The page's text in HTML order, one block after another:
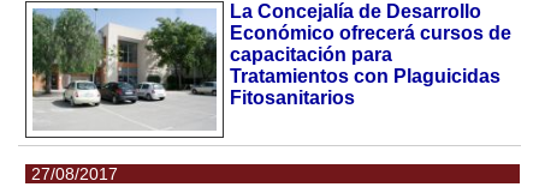
La Concejalía de Desarrollo
Económico ofrecerá cursos de
capacitación para
Tratamientos con Plaguicidas
Fitosanitarios
27/08/2017